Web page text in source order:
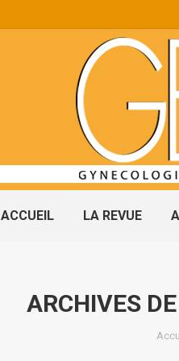
ACCUEIL LA REVUE
ARCHIVES